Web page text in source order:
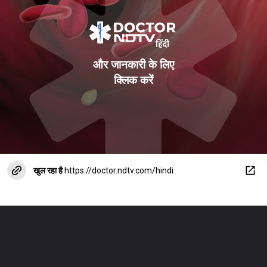
और जानकारी के लिए
क्ल‍िक करें
खुल रहा है https://doctor.ndtv.com/hindi
Blood Platelet Count